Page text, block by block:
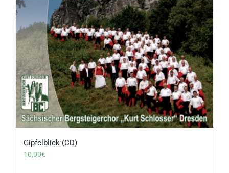
Gipfelblick (CD)
10,00€